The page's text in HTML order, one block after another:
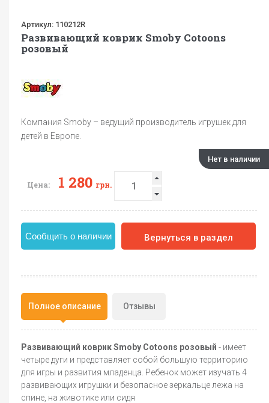
Артикул: 110212R
Развивающий коврик Smoby Cotoons
розовый
Компания Smoby – ведущий производитель игрушек для
детей в Европе.
Нет в наличии
Цена: 1 280 грн.
Сообщить о наличии Вернуться в раздел
Полное описание Отзывы
Развивающий коврик Smoby Cotoons розовый - имеет
четыре дуги и представляет собой большую территорию
для игры и развития младенца. Ребенок может изучать 4
развивающих игрушки и безопасное зеркальце лежа на
спине, на животике или сидя